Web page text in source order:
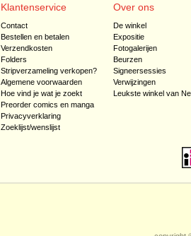
Klantenservice
Contact
Bestellen en betalen
Verzendkosten
Folders
Stripverzameling verkopen?
Algemene voorwaarden
Hoe vind je wat je zoekt
Preorder comics en manga
Privacyverklaring
Zoeklijst/wenslijst
Over ons
De winkel
Expositie
Fotogalerijen
Beurzen
Signeersessies
Verwijzingen
Leukste winkel van